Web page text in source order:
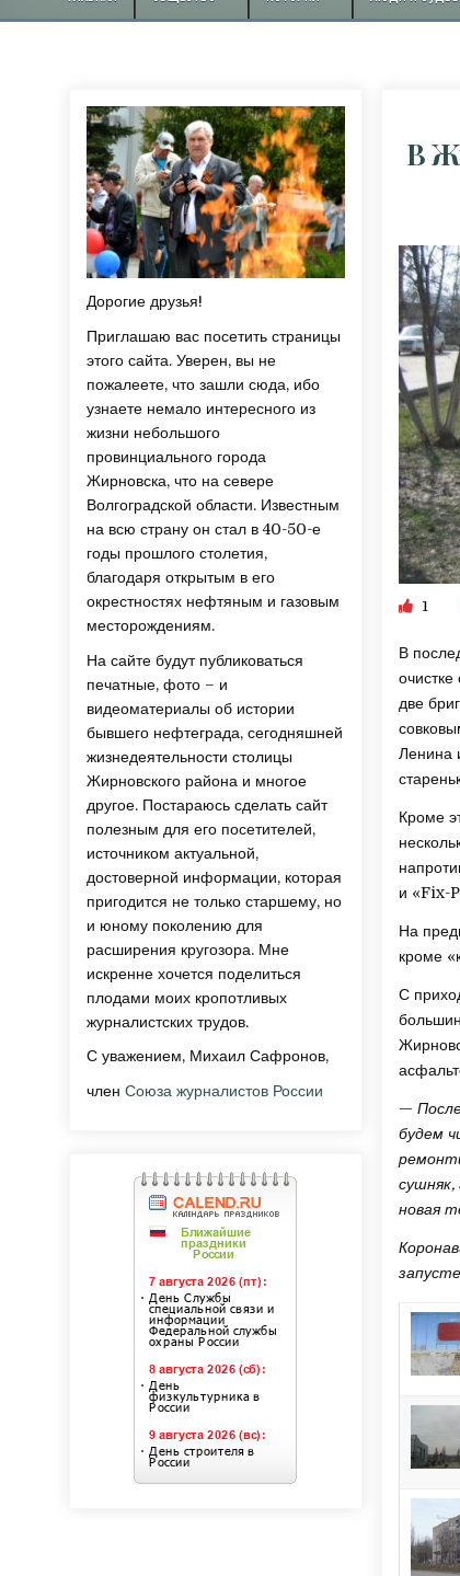
В
1
В
две
Ленина
Кроме
и «Fix-
На
кроме
С
—
будем
сушняк,
новая
Дорогие друзья!
Приглашаю вас посетить страницы
этого сайта. Уверен, вы не
пожалеете, что зашли сюда, ибо
узнаете немало интересного из
жизни небольшого
провинциального города
Жирновска, что на севере
Волгоградской области. Известным
на всю страну он стал в 40-50-е
годы прошлого столетия,
благодаря открытым в его
окрестностях нефтяным и газовым
месторождениям.
На сайте будут публиковаться
печатные, фото – и
видеоматериалы об истории
бывшего нефтеграда, сегодняшней
жизнедеятельности столицы
Жирновского района и многое
другое. Постараюсь сделать сайт
полезным для его посетителей,
источником актуальной,
достоверной информации, которая
пригодится не только старшему, но
и юному поколению для
расширения кругозора. Мне
искренне хочется поделиться
плодами моих кропотливых
журналистских трудов.
С уважением, Михаил Сафронов,
членСоюза журналистов России